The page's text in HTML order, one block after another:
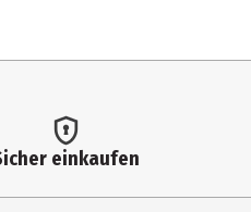
einkaufen